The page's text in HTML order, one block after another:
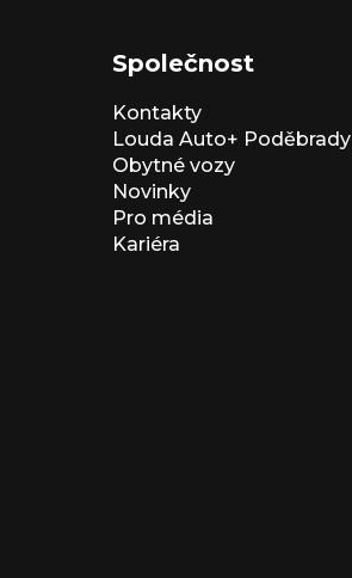
Společnost
Kontakty
Louda Auto+ Poděbrady
Obytné vozy
Novinky
Pro média
Kariéra